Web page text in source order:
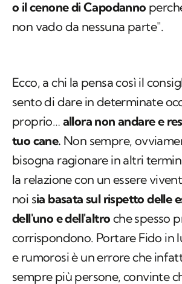
o il cenone di Capodanno
non vado da nessuna parte".
Ecco, a chi la pensa così il
sento di dare in determinate
proprio… allora non andare e
tuo cane. Non sempre,
bisogna ragionare in altri
la relazione con un essere
noi sia basata sul rispetto delle
dell'uno e dell'altro che spesso
corrispondono. Portare Fido in
e rumorosi è un errore che
sempre più persone, convinte